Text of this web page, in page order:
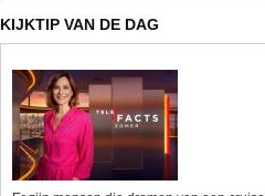
KIJKTIP VAN DE DAG